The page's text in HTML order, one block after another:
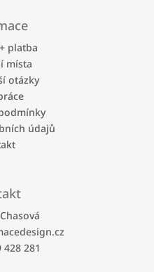
c platba
místa
otázky
údajů
428 281